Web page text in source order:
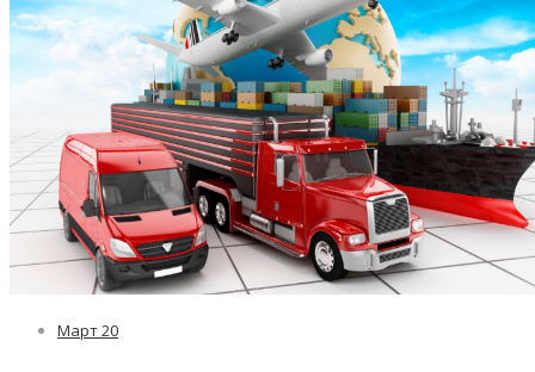
Март20